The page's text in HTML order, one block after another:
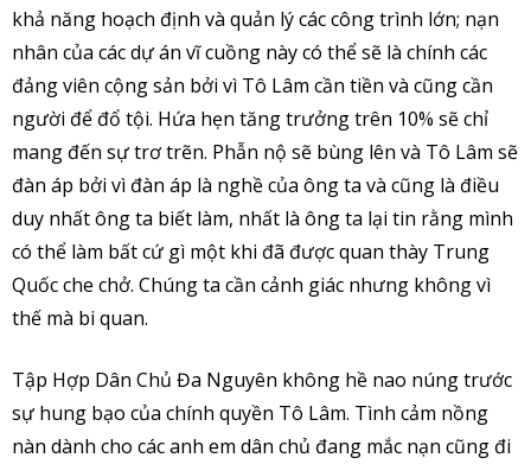
khả năng hoạch định và quản lý các công trình lớn; nạn
nhân của các dự án vĩ cuồng này có thể sẽ là chính các
đảng viên cộng sản bởi vì Tô Lâm cần tiền và cũng cần
người để đổ tội. Hứa hẹn tăng trưởng trên 10% sẽ chỉ
mang đến sự trơ trẽn. Phẫn nộ sẽ bùng lên và Tô Lâm sẽ
đàn áp bởi vì đàn áp là nghề của ông ta và cũng là điều
duy nhất ông ta biết làm, nhất là ông ta lại tin rằng mình
có thể làm bất cứ gì một khi đã được quan thày Trung
Quốc che chở. Chúng ta cần cảnh giác nhưng không vì
thế mà bi quan.
Tập Hợp Dân Chủ Đa Nguyên không hề nao núng trước
sự hung bạo của chính quyền Tô Lâm. Tình cảm nồng
nàn dành cho các anh em dân chủ đang mắc nạn cũng đi